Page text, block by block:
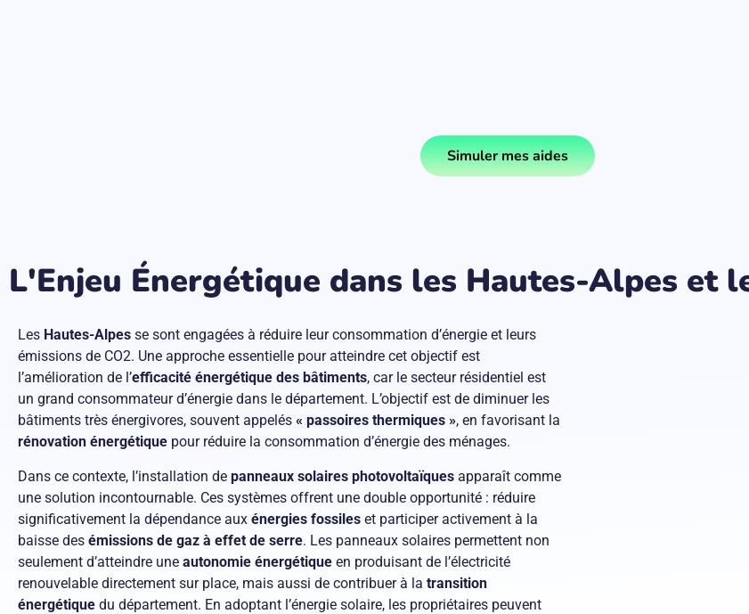
Simuler mes aides
L'Enjeu Énergétique dans les Hautes-Alpes et
Les Hautes-Alpes se sont engagées à réduire leur consommation d’énergie et leurs
émissions de CO2. Une approche essentielle pour atteindre cet objectif est
l’amélioration de l’efficacité énergétique des bâtiments, car le secteur résidentiel est
un grand consommateur d’énergie dans le département. L’objectif est de diminuer les
bâtiments très énergivores, souvent appelés « passoires thermiques », en favorisant la
rénovation énergétique pour réduire la consommation d’énergie des ménages.
Dans ce contexte, l’installation de panneaux solaires photovoltaïques apparaît comme
une solution incontournable. Ces systèmes offrent une double opportunité : réduire
significativement la dépendance aux énergies fossiles et participer activement à la
baisse des émissions de gaz à effet de serre. Les panneaux solaires permettent non
seulement d’atteindre une autonomie énergétique en produisant de l’électricité
renouvelable directement sur place, mais aussi de contribuer à la transition
énergétique du département. En adoptant l’énergie solaire, les propriétaires peuvent